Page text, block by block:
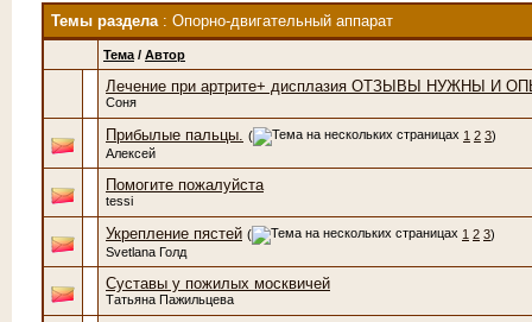
Темы раздела: Опорно-двигательный аппарат
Тема / Автор
Лечение при артрите+ дисплазия ОТЗЫВЫ НУЖНЫ И
Соня
Прибылые пальцы. ( 1 2 3)
Алексей
Помогите пожалуйста
tessi
Укрепление пястей ( 1 2 3)
Svetlana Голд
Суставы у пожилых москвичей
Татьяна Пажильцева